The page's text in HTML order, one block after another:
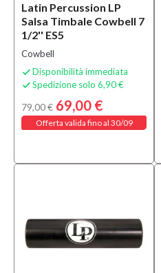
offerta
(5)
Solo
prodotti
disponibili
(19)
Latin Percussion LP
Salsa Timbale Cowbell 7
1/2'' ES5
Cowbell
 Disponibilità immediata
 Spedizione solo 6,90 €
79,00 € 69,00 €
Offerta valida fino al 30/09